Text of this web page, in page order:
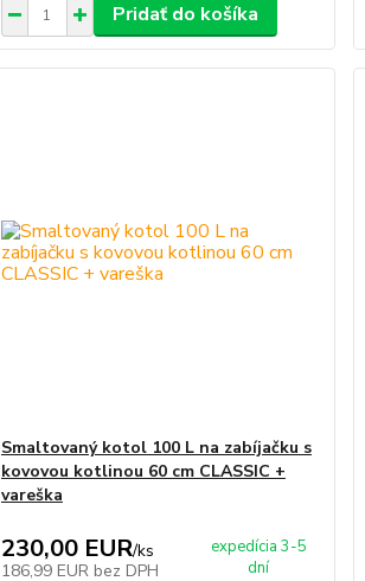
Pridať do košíka
Smaltovaný kotol 100 L na zabíjačku s
kovovou kotlinou 60 cm CLASSIC +
vareška
230,00 EUR/ks
186,99 EUR bez DPH
expedícia 3-5
dní